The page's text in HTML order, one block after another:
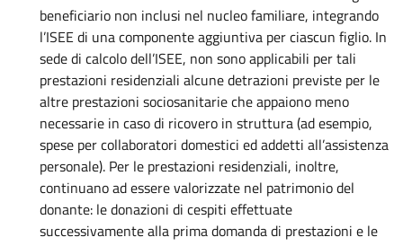
beneficiario non inclusi nel nucleo familiare, integrando
l’ISEE di una componente aggiuntiva per ciascun figlio. In
sede di calcolo dell’ISEE, non sono applicabili per tali
prestazioni residenziali alcune detrazioni previste per le
altre prestazioni sociosanitarie che appaiono meno
necessarie in caso di ricovero in struttura (ad esempio,
spese per collaboratori domestici ed addetti all’assistenza
personale). Per le prestazioni residenziali, inoltre,
continuano ad essere valorizzate nel patrimonio del
donante: le donazioni di cespiti effettuate
successivamente alla prima domanda di prestazioni e le